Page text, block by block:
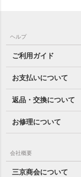
ヘルプ
ご利用ガイド
お支払いについて
返品・交換について
お修理について
会社概要
三京商会について